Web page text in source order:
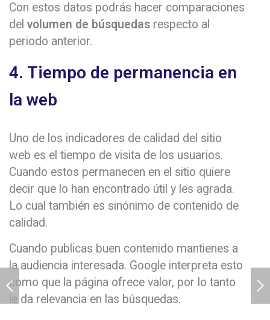
Con estos datos podrás hacer comparaciones
del volumen de búsquedas respecto al
periodo anterior.
4. Tiempo de permanencia en
la web
Uno de los indicadores de calidad del sitio
web es el tiempo de visita de los usuarios.
Cuando estos permanecen en el sitio quiere
decir que lo han encontrado útil y les agrada.
Lo cual también es sinónimo de contenido de
calidad.
Cuando publicas buen contenido mantienes a
la audiencia interesada. Google interpreta esto
como que la página ofrece valor, por lo tanto
le da relevancia en las búsquedas.